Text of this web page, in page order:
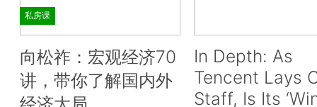
私房课
向松祚：宏观经济70
讲，带你了解国内外
In Depth: As
Tencent Lays
Staff, Is Its